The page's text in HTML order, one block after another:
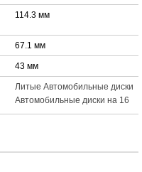
114.3 мм
67.1 мм
43 мм
Литые Автомобильные диски
Автомобильные диски на 16